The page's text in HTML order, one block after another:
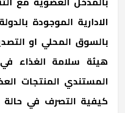
الادارية الموجودة
بالسوق المحلي او
هيئة سلامة الغذاء
المستندي المنتجات
كيفية التصرف في